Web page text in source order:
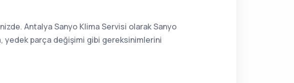
Antalya Sanyo Klima Servisi olarak Sanyo
yedek parça değişimi gibi gereksinimlerini